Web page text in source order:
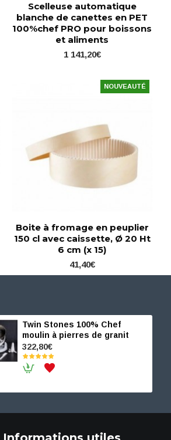
Scelleuse automatique
blanche de canettes en PET
100%chef PRO pour boissons
et aliments
1 141,20€
NOUVEAUTÉ
Boite à fromage en peuplier
150 cl avec caissette, Ø 20 Ht
6 cm (x 15)
41,40€
Twin Stones 100% Chef
moulin à pierres de granit
322,80€